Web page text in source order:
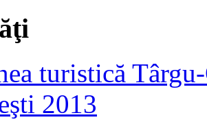
turistică
2013